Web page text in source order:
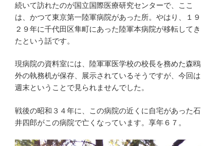
続いて訪れたのが国立国際医療研究センターで、ここ
は、かつて東京第一陸軍病院があった所。やはり、１９
２９年に千代田区隼町にあった陸軍本病院が移転してき
たという話です。
現病院の資料室には、陸軍軍医学校の校長を務めた森鴎
外の執務机が保存、展示されているそうですが、今回は
週末ということで見られませんでした。
戦後の昭和３４年に、この病院の近くに自宅があった石
井四郎がこの病院で亡くなっています。享年６７。